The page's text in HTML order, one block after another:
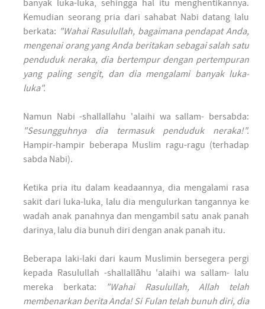
banyak luka-luka, sehingga hal itu menghentikannya.
Kemudian seorang pria dari sahabat Nabi datang lalu
berkata: "Wahai Rasulullah, bagaimana pendapat Anda,
mengenai orang yang Anda beritakan sebagai salah satu
penduduk neraka, dia bertempur dengan pertempuran
yang paling sengit, dan dia mengalami banyak luka-
luka".
Namun Nabi -shallallahu 'alaihi wa sallam- bersabda:
"Sesungguhnya dia termasuk penduduk neraka!".
Hampir-hampir beberapa Muslim ragu-ragu (terhadap
sabda Nabi).
Ketika pria itu dalam keadaannya, dia mengalami rasa
sakit dari luka-luka, lalu dia mengulurkan tangannya ke
wadah anak panahnya dan mengambil satu anak panah
darinya, lalu dia bunuh diri dengan anak panah itu.
Beberapa laki-laki dari kaum Muslimin bersegera pergi
kepada Rasulullah -shallallāhu 'alaihi wa sallam- lalu
mereka berkata:
"Wahai Rasulullah, Allah telah
membenarkan berita Anda! Si Fulan telah bunuh diri, dia